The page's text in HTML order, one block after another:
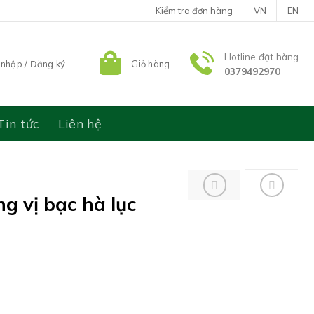
Kiểm tra đơn hàng VN EN
/ Đăng ký Giỏ hàng
Hotline đặt hàng
0379492970
tức Liên hệ
vị bạc hà lục